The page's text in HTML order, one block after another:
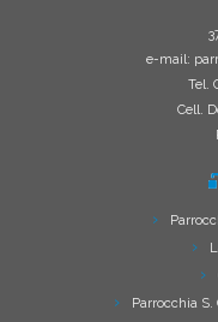
e-mail:
Tel.
Cell.
Parrocchia S.